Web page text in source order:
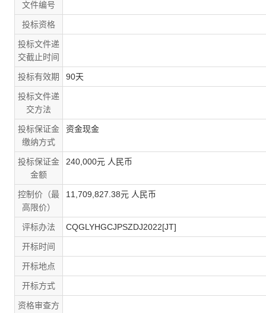
文件编号
投标资格
投标文件递
交截止时间
投标有效期 90天
投标文件递
交方法
投标保证金
缴纳方式
资金现金
投标保证金
金额
240,000元 人民币
控制价（最
高限价）
11,709,827.38元 人民币
评标办法 CQGLYHGCJPSZDJ2022[JT]
开标时间
开标地点
开标方式
资格审查方